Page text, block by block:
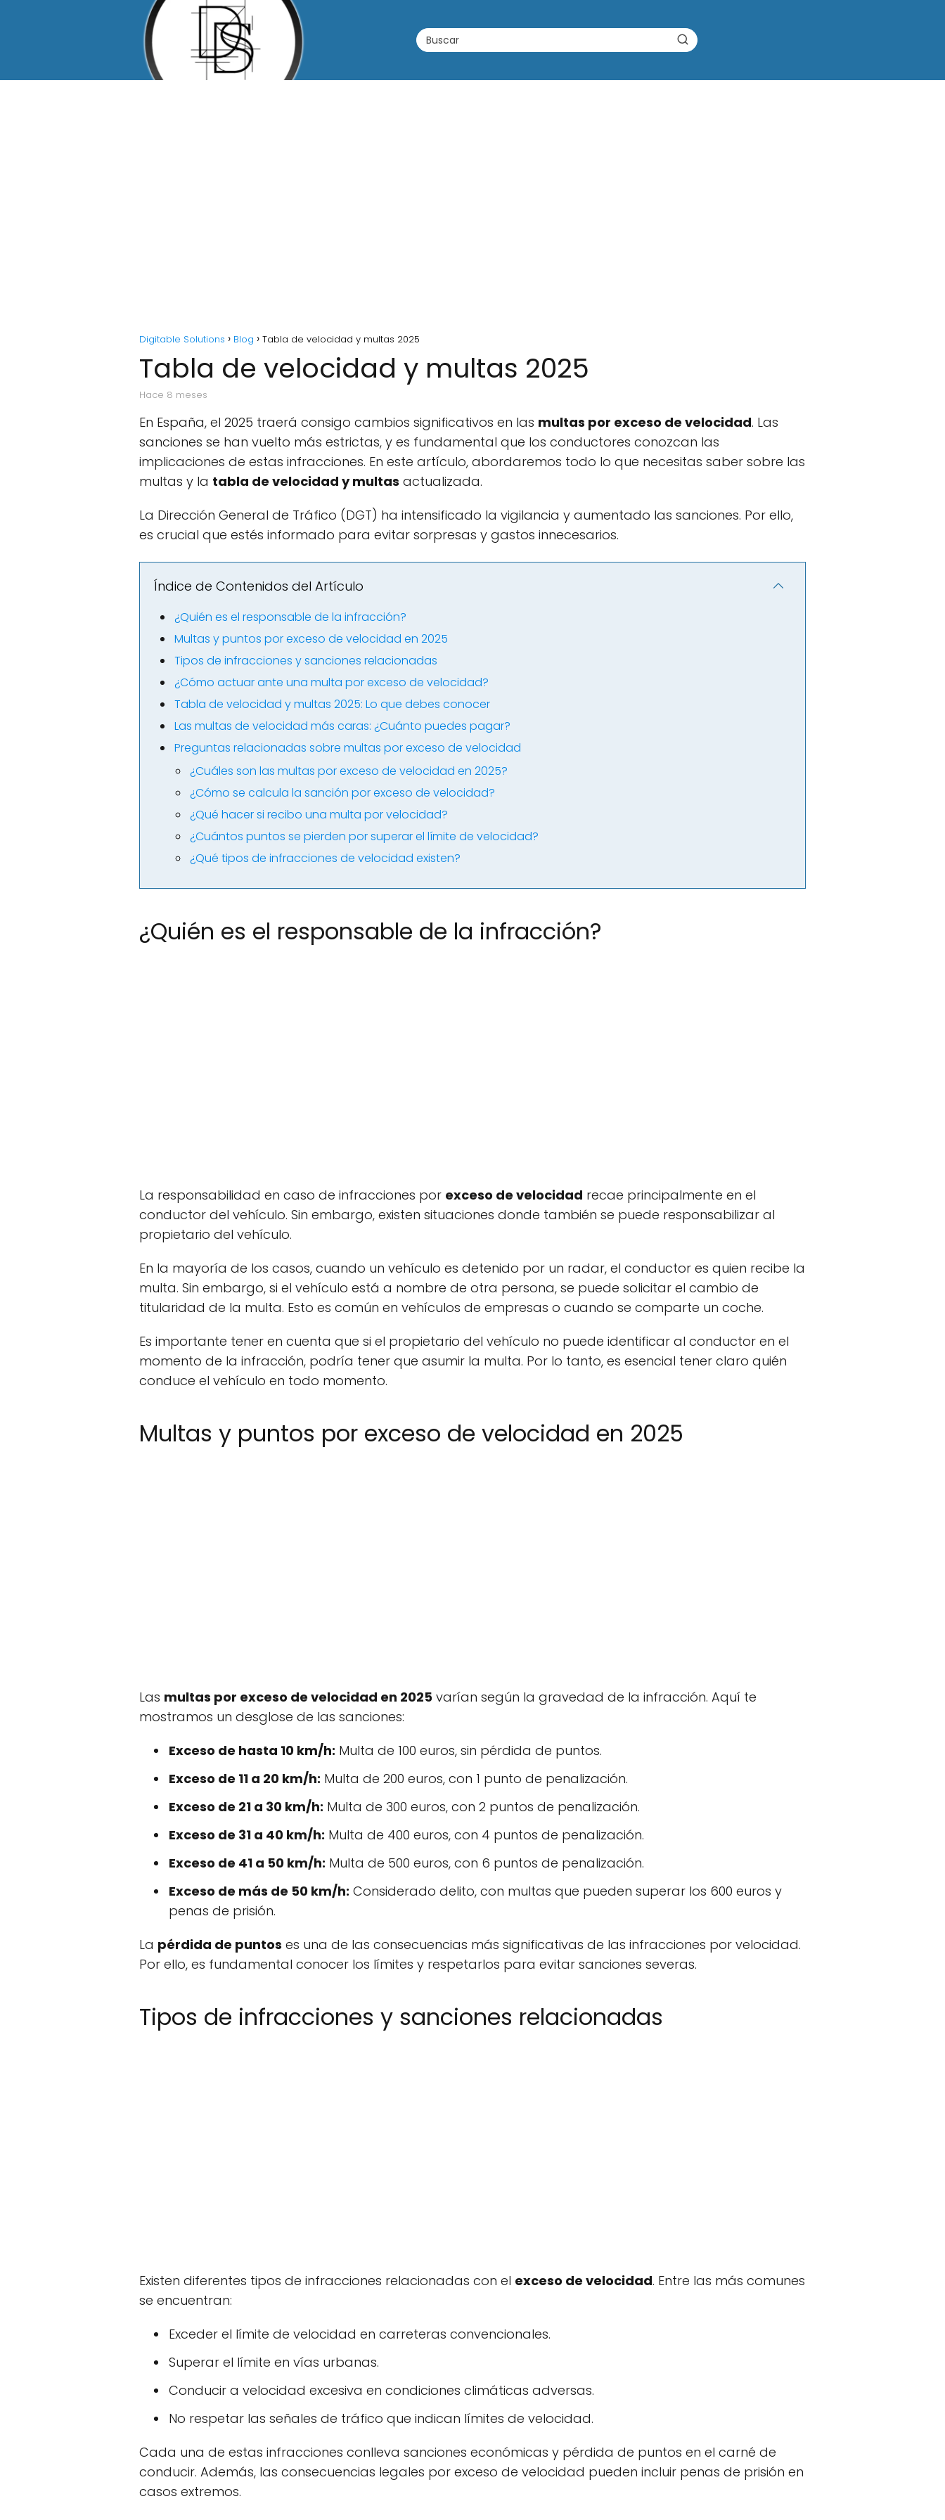
Digitable Solutions Blog Tabla de velocidad y multas 2025
Tabla de velocidad y multas 2025
hace 8 meses
En España, el 2025 traerá consigo cambios significativos en las multas por exceso de velocidad. Las
sanciones se han vuelto más estrictas, y es fundamental que los conductores conozcan las
implicaciones de estas infracciones. En este artículo, abordaremos todo lo que necesitas saber sobre las
multas y la tabla de velocidad y multas actualizada.
La Dirección General de Tráfico (DGT) ha intensificado la vigilancia y aumentado las sanciones. Por ello,
es crucial que estés informado para evitar sorpresas y gastos innecesarios.
Índice de Contenidos del Artículo
¿Quién es el responsable de la infracción?
Multas y puntos por exceso de velocidad en 2025
Tipos de infracciones y sanciones relacionadas
¿Cómo actuar ante una multa por exceso de velocidad?
Tabla de velocidad y multas 2025: Lo que debes conocer
Las multas de velocidad más caras: ¿Cuánto puedes pagar?
Preguntas relacionadas sobre multas por exceso de velocidad
¿Cuáles son las multas por exceso de velocidad en 2025?
¿Cómo se calcula la sanción por exceso de velocidad?
¿Qué hacer si recibo una multa por velocidad?
¿Cuántos puntos se pierden por superar el límite de velocidad?
¿Qué tipos de infracciones de velocidad existen?
¿Quién es el responsable de la infracción?
La responsabilidad en caso de infracciones por exceso de velocidad recae principalmente en el
conductor del vehículo. Sin embargo, existen situaciones donde también se puede responsabilizar al
propietario del vehículo.
En la mayoría de los casos, cuando un vehículo es detenido por un radar, el conductor es quien recibe la
multa. Sin embargo, si el vehículo está a nombre de otra persona, se puede solicitar el cambio de
titularidad de la multa. Esto es común en vehículos de empresas o cuando se comparte un coche.
Es importante tener en cuenta que si el propietario del vehículo no puede identificar al conductor en el
momento de la infracción, podría tener que asumir la multa. Por lo tanto, es esencial tener claro quién
conduce el vehículo en todo momento.
Multas y puntos por exceso de velocidad en 2025
Las multas por exceso de velocidad en 2025 varían según la gravedad de la infracción. Aquí te
mostramos un desglose de las sanciones:
Exceso de hasta 10 km/h: Multa de 100 euros, sin pérdida de puntos.
Exceso de 11 a 20 km/h: Multa de 200 euros, con 1 punto de penalización.
Exceso de 21 a 30 km/h: Multa de 300 euros, con 2 puntos de penalización.
Exceso de 31 a 40 km/h: Multa de 400 euros, con 4 puntos de penalización.
Exceso de 41 a 50 km/h: Multa de 500 euros, con 6 puntos de penalización.
Exceso de más de 50 km/h: Considerado delito, con multas que pueden superar los 600 euros y
penas de prisión.
La pérdida de puntos es una de las consecuencias más significativas de las infracciones por velocidad.
Por ello, es fundamental conocer los límites y respetarlos para evitar sanciones severas.
Tipos de infracciones y sanciones relacionadas
Existen diferentes tipos de infracciones relacionadas con el exceso de velocidad. Entre las más comunes
se encuentran:
Exceder el límite de velocidad en carreteras convencionales.
Superar el límite en vías urbanas.
Conducir a velocidad excesiva en condiciones climáticas adversas.
No respetar las señales de tráfico que indican límites de velocidad.
Cada una de estas infracciones conlleva sanciones económicas y pérdida de puntos en el carné de
conducir. Además, las consecuencias legales por exceso de velocidad pueden incluir penas de prisión en
casos extremos.